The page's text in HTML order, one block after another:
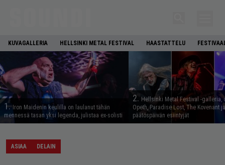
KUVAGALLERIA HELLSINKI METAL FESTIVAL HAASTATTELU
1. Iron Maidenin keulilla on laulanut tähän
mennessä tasan yksi legenda, julistaa ex-solisti
2. Hellsinki Metal Festival -galleria,
Opeth, Paradise Lost, The Kovenant
päätöspäivän esiintyjät
ASIAA DELAIN